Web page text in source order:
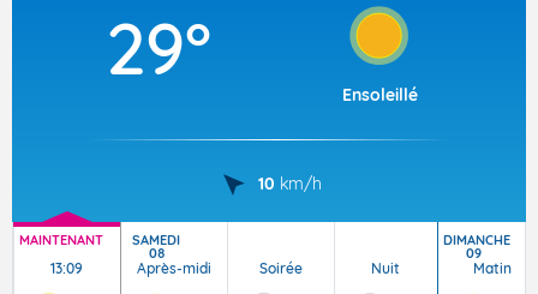
29°
Ensoleillé
10 km/h
MAINTENANT
13:09
SAMEDI
08
Après-midi Soirée Nuit
DIMANCHE
09
Matin